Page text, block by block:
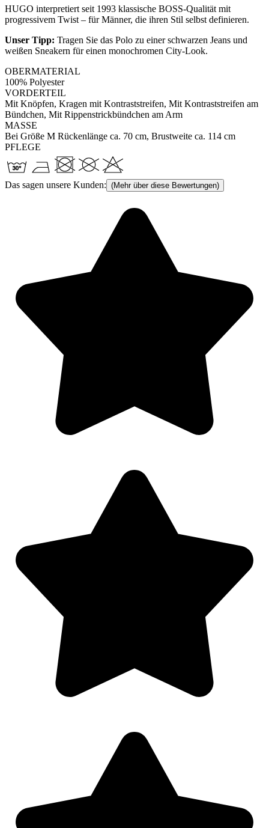
HUGO interpretiert seit 1993 klassische BOSS-Qualität mit
progressivem Twist – für Männer, die ihren Stil selbst definieren.
Unser Tipp: Tragen Sie das Polo zu einer schwarzen Jeans und
weißen Sneakern für einen monochromen City-Look.
OBERMATERIAL
100% Polyester
VORDERTEIL
Mit Knöpfen, Kragen mit Kontraststreifen, Mit Kontraststreifen am
Bündchen, Mit Rippenstrickbündchen am Arm
MASSE
Bei Größe M Rückenlänge ca. 70 cm, Brustweite ca. 114 cm
PFLEGE
Das sagen unsere Kunden: (Mehr über diese Bewertungen)